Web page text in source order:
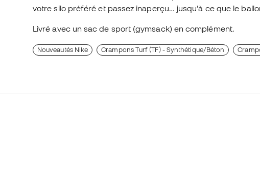
votre silo préféré et passez inaperçu… jusqu’à ce que le
Livré avec un sac de sport (gymsack) en complément.
Nouveautés Nike Crampons Turf (TF) - Synthétique/Béton